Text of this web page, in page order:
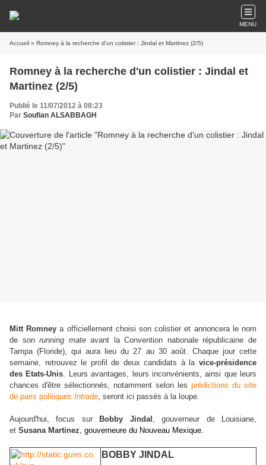
MENU
Accueil » Romney à la recherche d'un colistier : Jindal et Martinez (2/5)
Romney à la recherche d'un colistier : Jindal et
Martinez (2/5)
Publié le 11/07/2012 à 08:23
Par Soufian ALSABBAGH
Mitt Romney a officiellement choisi son colistier et annoncera le nom
de sonrunning mateavant la Convention nationale républicaine de
Tampa (Floride), qui aura lieu du 27 au 30 août. Chaque jour cette
semaine, retrouvez le profil de deux candidats àlavice-présidence
des Etats-Unis. Leurs avantages, leurs inconvénients, ainsi que leurs
chances d'être sélectionnés, notamment selon les prédictions du site
de paris politiques Intrade, seront ici passés à la loupe.
Aujourd'hui, focus sur Bobby Jindal , gouverneur de Louisiane,
et Susana Martinez, gouverneure du Nouveau Mexique.
BOBBY JINDAL